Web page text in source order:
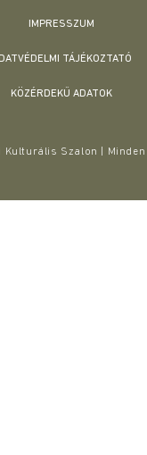
IMPRESSZUM
TÁJÉKOZTATÓ
KÖZÉRDEKŰ ADATOK
Kulturális Szalon |